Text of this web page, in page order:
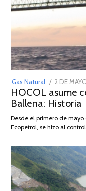
Gas Natural
POSTED
ON
2 DE
HOCOL asume
Ballena: Historia
Desde el primero de
Ecopetrol, se hizo al